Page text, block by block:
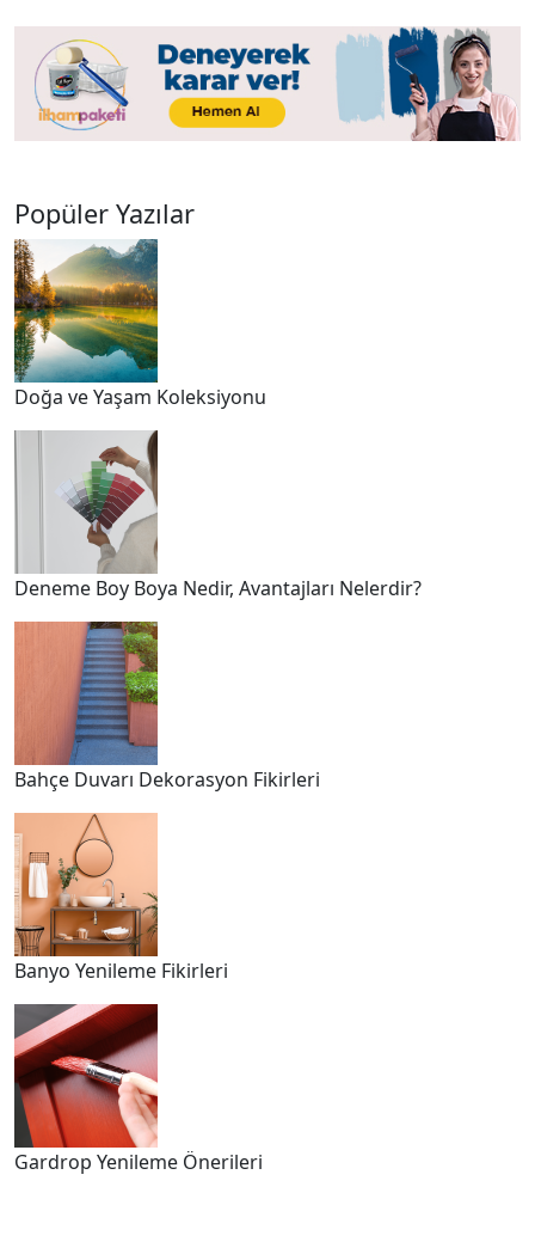
Popüler Yazılar
Doğa ve Yaşam Koleksiyonu
Deneme Boy Boya Nedir, Avantajları Nelerdir?
Bahçe Duvarı Dekorasyon Fikirleri
Banyo Yenileme Fikirleri
Gardrop Yenileme Önerileri